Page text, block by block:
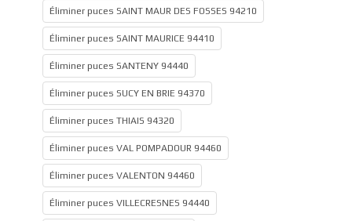
Éliminer puces SAINT MAUR DES FOSSES 94210
Éliminer puces SAINT MAURICE 94410
Éliminer puces SANTENY 94440
Éliminer puces SUCY EN BRIE 94370
Éliminer puces THIAIS 94320
Éliminer puces VAL POMPADOUR 94460
Éliminer puces VALENTON 94460
Éliminer puces VILLECRESNES 94440